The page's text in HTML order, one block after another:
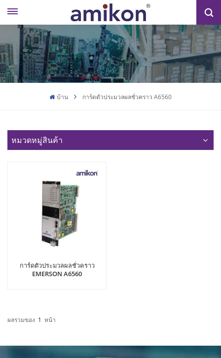
บ้าน การ์ดตัวประมวลผลชั่วคราว A6560
หมวดหมู่สินค้า
การ์ดตัวประมวลผลชั่วคราว
EMERSON A6560
ผลรวมของ 1 หน้า